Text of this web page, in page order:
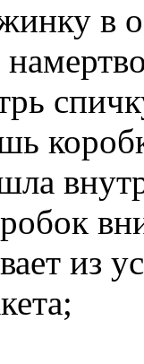
в
из